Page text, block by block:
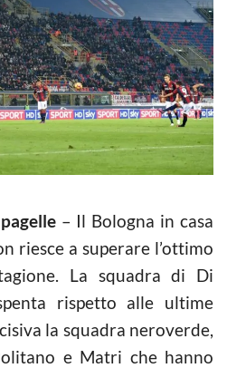
– Il Bologna in casa
riesce a superare l’ottimo
La squadra di Di
rispetto alle ultime
la squadra neroverde,
e Matri che hanno